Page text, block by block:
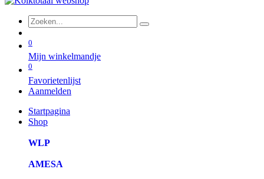
0
Mijn winkelmandje
0
Favorietenlijst
Aanmelden
Startpagina
Shop
WLP
AMESA